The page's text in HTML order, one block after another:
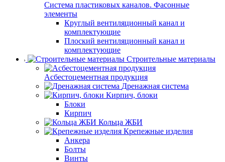
Система пластиковых каналов. Фасонные
элементы
Круглый вентиляционный канал и
комплектующие
Плоский вентиляционный канал и
комплектующие
Строительные материалы
Асбестоцементная продукция
Дренажная система
Кирпич, блоки
Блоки
Кирпич
Кольца ЖБИ
Крепежные изделия
Анкера
Болты
Винты